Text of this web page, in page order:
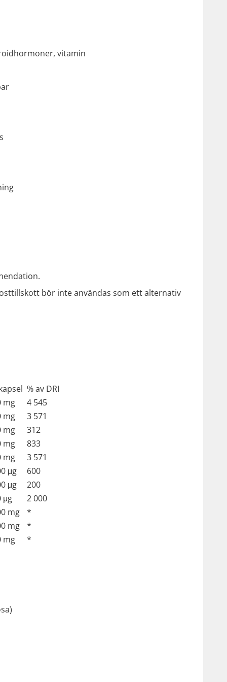
vitamin
bör inte användas som ett alternativ
% av DRI
mg
4 545
mg
3 571
mg
312
mg
833
mg
3 571
μg
600
μg
200
μg
2 000
mg
*
mg
*
mg
*